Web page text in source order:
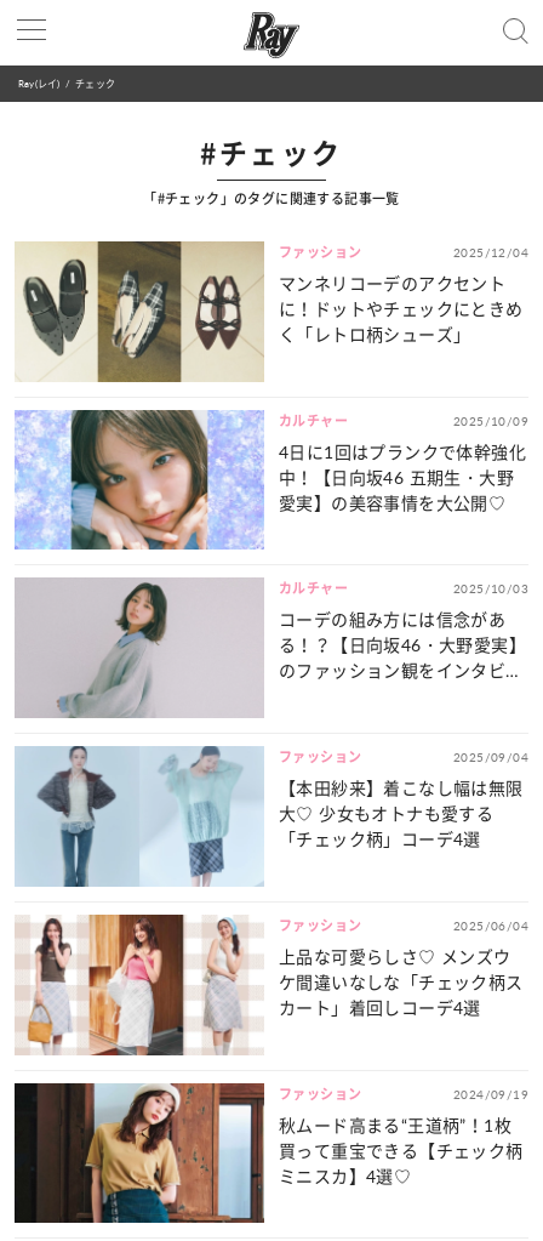
Ray(レイ) チェック
#チェック
「#チェック」のタグに関連する記事一覧
ファッション 2025/12/04
マンネリコーデのアクセント
に！ドットやチェックにときめ
く「レトロ柄シューズ」
カルチャー 2025/10/09
4日に1回はプランクで体幹強化
中！【日向坂46 五期生・大野
愛実】の美容事情を大公開♡
カルチャー 2025/10/03
コーデの組み方には信念があ
る！？【日向坂46・大野愛実】
のファッション観をインタビュ
ファッション 2025/09/04
【本田紗来】着こなし幅は無限
大♡ 少女もオトナも愛する
「チェック柄」コーデ4選
ファッション 2025/06/04
上品な可愛らしさ♡ メンズウ
ケ間違いなしな「チェック柄ス
カート」着回しコーデ4選
ファッション 2024/09/19
秋ムード高まる“王道柄”！1枚
買って重宝できる【チェック柄
ミニスカ】4選♡